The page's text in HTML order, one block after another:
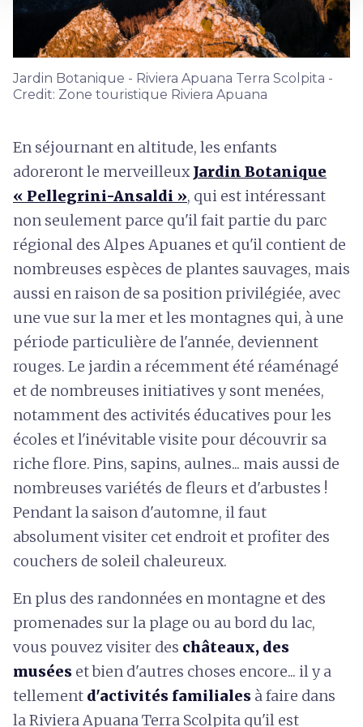
Jardin Botanique - Riviera Apuana Terra Scolpita -
Credit: Zone touristique Riviera Apuana
En séjournant en altitude, les enfants
adoreront le merveilleuxJardin Botanique
« Pellegrini-Ansaldi », qui est intéressant
non seulement parce qu'il fait partie du parc
régional des Alpes Apuanes et qu'il contient de
nombreuses espèces de plantes sauvages, mais
aussi en raison de sa position privilégiée, avec
une vue sur la mer et les montagnes qui, à une
période particulière de l'année, deviennent
rouges. Le jardin a récemment été réaménagé
et de nombreuses initiatives y sont menées,
notamment des activités éducatives pour les
écoles et l'inévitable visite pour découvrir sa
riche flore. Pins, sapins, aulnes... mais aussi de
nombreuses variétés de fleurs et d'arbustes !
Pendant la saison d'automne, il faut
absolument visiter cet endroit et profiter des
couchers de soleil chaleureux.
En plus des randonnées en montagne et des
promenades sur la plage ou au bord du lac,
vous pouvez visiter des châteaux, des
musées et bien d'autres choses encore... il y a
tellement d'activités familiales à faire dans
la Riviera Apuana Terra Scolpita qu'il est